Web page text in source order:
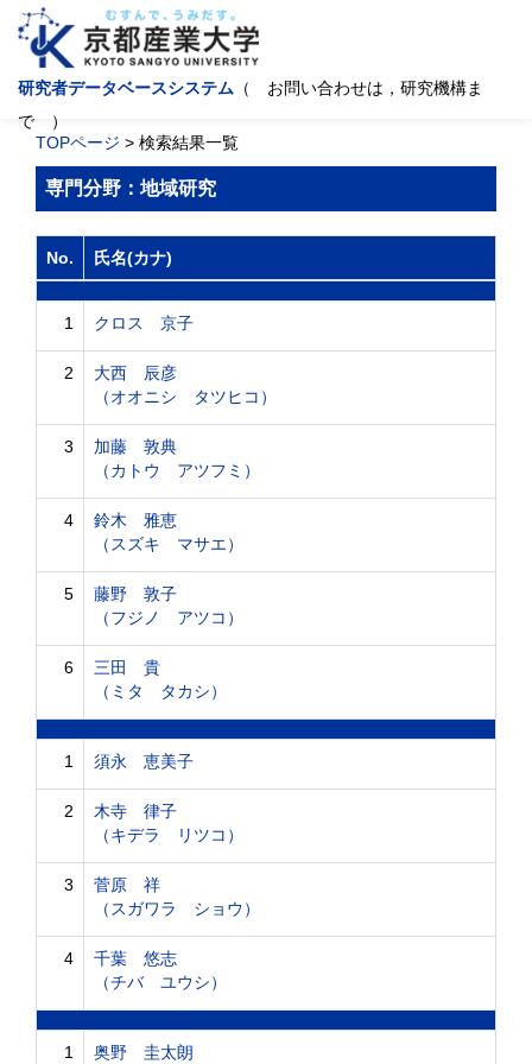
研究者データベースシステム （ お問い合わせは，研究機構ま
で ）
TOPページ > 検索結果一覧
専門分野：地域研究
No. 氏名(カナ)
1 クロス 京子
2
大西 辰彦
（オオニシ タツヒコ）
3
加藤 敦典
（カトウ アツフミ）
4
鈴木 雅恵
（スズキ マサエ）
5
藤野 敦子
（フジノ アツコ）
6
三田 貴
（ミタ タカシ）
1 須永 恵美子
2
木寺 律子
（キデラ リツコ）
3
菅原 祥
（スガワラ ショウ）
4
千葉 悠志
（チバ ユウシ）
1 奥野 圭太朗